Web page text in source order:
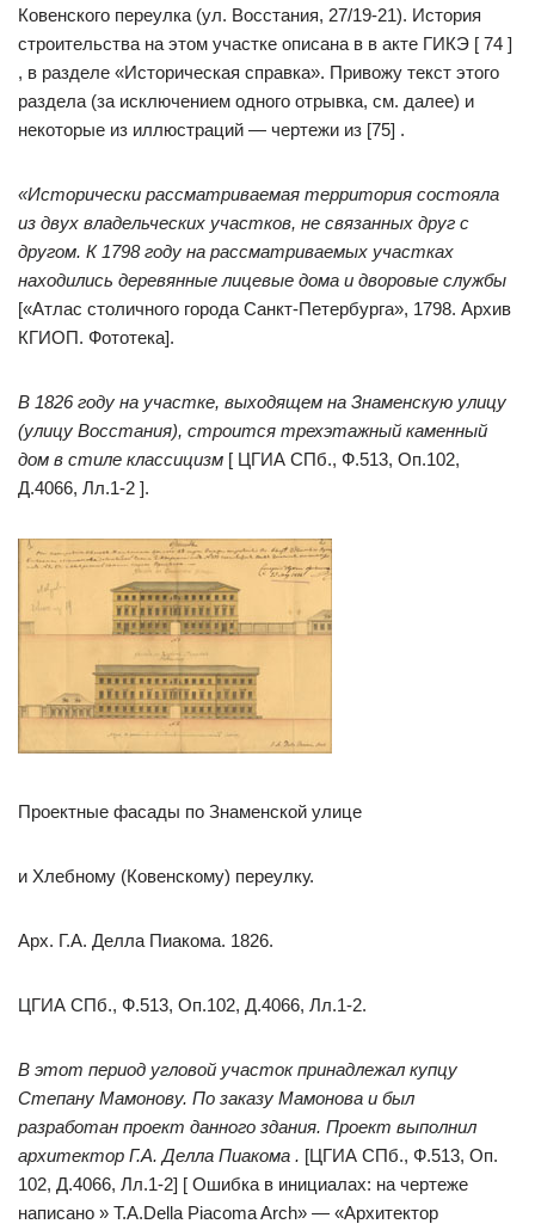
Ковенского переулка (ул. Восстания, 27/19-21). История
строительства на этом участке описана в в акте ГИКЭ [ 74 ]
, в разделе «Историческая справка». Привожу текст этого
раздела (за исключением одного отрывка, см. далее) и
некоторые из иллюстраций — чертежи из [75] .
«Исторически рассматриваемая территория состояла
из двух владельческих участков, не связанных друг с
другом. К 1798 году на рассматриваемых участках
находились деревянные лицевые дома и дворовые службы
[«Атлас столичного города Санкт-Петербурга», 1798. Архив
КГИОП. Фототека].
В 1826 году на участке, выходящем на Знаменскую улицу
(улицу Восстания), строится трехэтажный каменный
дом в стиле классицизм [ ЦГИА СПб., Ф.513, Оп.102,
Д.4066, Лл.1-2 ].
Проектные фасады по Знаменской улице
и Хлебному (Ковенскому) переулку.
Арх. Г.А. Делла Пиакома. 1826.
ЦГИА СПб., Ф.513, Оп.102, Д.4066, Лл.1-2.
В этот период угловой участок принадлежал купцу
Степану Мамонову. По заказу Мамонова и был
разработан проект данного здания. Проект выполнил
архитектор Г.А. Делла Пиакома . [ЦГИА СПб., Ф.513, Оп.
102, Д.4066, Лл.1-2] [ Ошибка в инициалах: на чертеже
написано » T.A.Della Piacoma Arch» — «Архитектор